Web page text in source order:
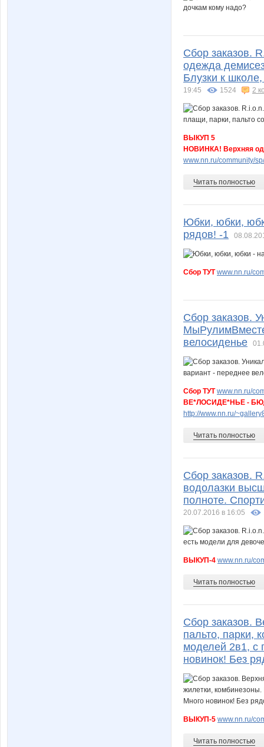
Сбор заказов.
одежда
Блузки к
19:45 1524 2
ВЫКУП 5
НОВИНКА! Верхняя
www.nn.ru/community/
Читать полностью
Юбки, юбки,
рядов! -1
Сбор ТУТ www.nn.ru/
Сбор заказов.
велосиденье
Сбор ТУТ www.nn.ru/
ВЕ*ЛОСИДЕ*НЬЕ -
http://www.nn.ru/
Читать полностью
Сбор заказов.
водолазки
полноте.
20.07.2016 в 16:05
ВЫКУП-4 www.nn.ru/
Читать полностью
Сбор заказов.
пальто, парки,
моделей 2в1, с
новинок! Без
ВЫКУП-5 www.nn.ru/
Читать полностью